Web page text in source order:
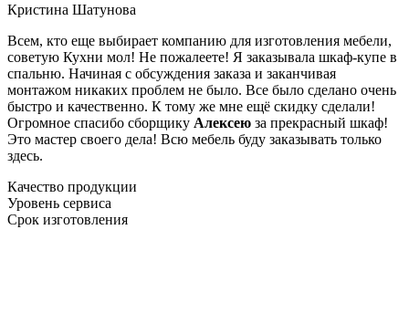
Кристина Шатунова
Всем, кто еще выбирает компанию для изготовления мебели,
советую Кухни мол! Не пожалеете! Я заказывала шкаф-купе в
спальню. Начиная с обсуждения заказа и заканчивая
монтажом никаких проблем не было. Все было сделано очень
быстро и качественно. К тому же мне ещё скидку сделали!
Огромное спасибо сборщику Алексею за прекрасный шкаф!
Это мастер своего дела! Всю мебель буду заказывать только
здесь.
Качество продукции
Уровень сервиса
Срок изготовления